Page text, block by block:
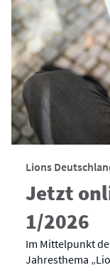
Lions
Jetzt
1/2026
Im Mittelpunkt
Jahresthema